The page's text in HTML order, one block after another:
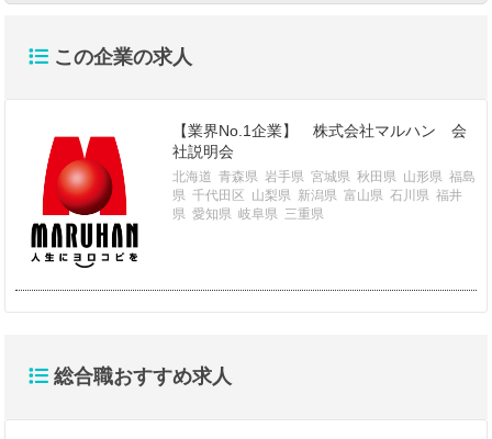
この企業の求人
【業界No.1企業】 株式会社マルハン 会
社説明会
北海道 青森県 岩手県 宮城県 秋田県 山形県 福島
県 千代田区 山梨県 新潟県 富山県 石川県 福井
県 愛知県 岐阜県 三重県
総合職おすすめ求人